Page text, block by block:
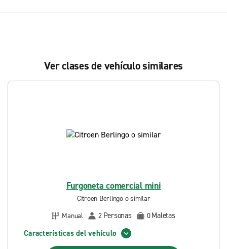
Ver clases de vehículo similares
Furgoneta comercial mini
Citroen Berlingo o similar
Manual
2 Personas 0Maletas
Características del vehículo